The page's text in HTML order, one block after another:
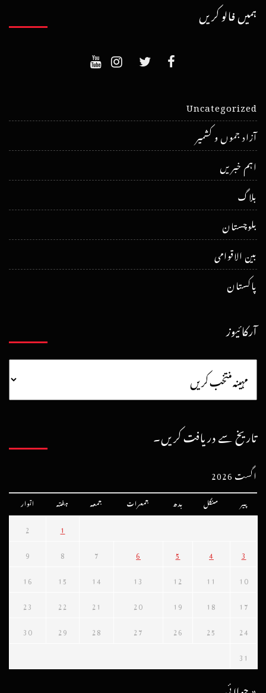
ہمیں فالو کریں
Uncategorized
آزاد جموں و کشمیر
اہم خبریں
بلاگ
بلوچستان
بین الاقوامی
پاکستان
آرکائیوز
تاریخ سے دریافت کریں۔
اگست 2026
پیر منگل بدھ جمعرات جمعہ ہفتہ اتوار
1
2
3
4
5
6
7
8
9
10
11
12
13
14
15
16
17
18
19
20
21
22
23
24
25
26
27
28
29
30
31